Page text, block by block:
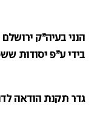
הנני בעיה”ק
בידי ע”פ יסודות
גדר תקנת הודאה